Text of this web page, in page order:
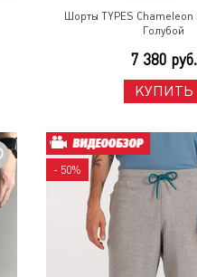
Шорты TYPES
Голубой
7 380 руб.
КУПИТЬ
- 50%